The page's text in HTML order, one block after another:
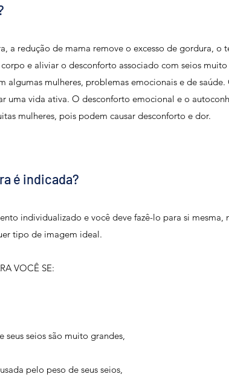
a redução de mama remove o excesso de gordura,
e aliviar o desconforto associado com seios muito
algumas mulheres, problemas emocionais e de
uma vida ativa. O desconforto emocional e o
mulheres, pois podem causar desconforto e dor.
é indicada?
individualizado e você deve fazê-lo para si mesma,
tipo de imagem ideal.
VOCÊ SE:
seus seios são muito grandes,
pelo peso de seus seios,